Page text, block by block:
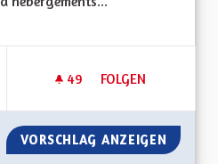
49 49 FOLLOWER
FOLGEN
VERS UN
VORSCHLAG ANZEIGEN VERS